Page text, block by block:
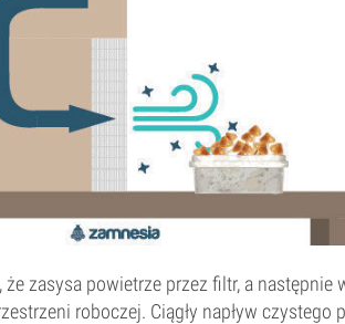
zasysa powietrze przez filtr, a następnie
roboczej. Ciągły napływ czystego